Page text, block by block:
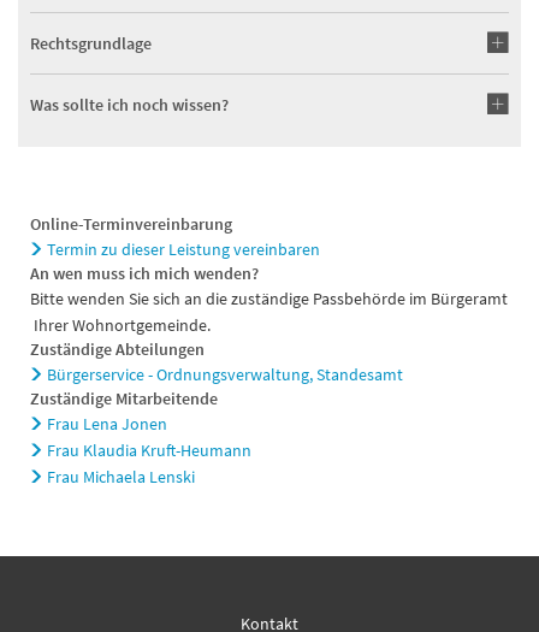
Rechtsgrundlage
Was sollte ich noch wissen?
An wen muss ich mich wenden?
Bitte wenden Sie sich an die zuständige Passbehörde im Bürgeramt
Ihrer Wohnortgemeinde.
Online-Terminvereinbarung
Termin zu dieser Leistung vereinbaren
Zuständige Abteilungen
Bürgerservice - Ordnungsverwaltung, Standesamt
Zuständige Mitarbeitende
Frau Lena Jonen
Frau Klaudia Kruft-Heumann
Frau Michaela Lenski
Kontakt